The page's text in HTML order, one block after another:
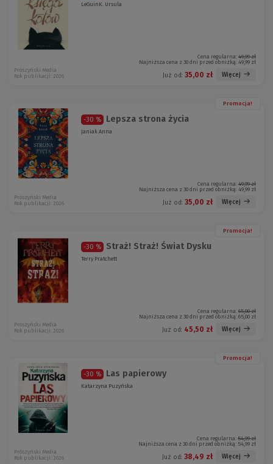
LeGuinK. Ursula
Cena regularna: 49,99 zł
Najniższa cena z 30 dni przed obniżką: 49,99 zł
Już od: 35,00 zł Więcej
Prószyński Media
Rok publikacji: 2026
Promocja!
-30 % Lepsza strona życia
Janiak Anna
Cena regularna: 49,99 zł
Najniższa cena z 30 dni przed obniżką: 49,99 zł
Już od: 35,00 zł Więcej
Prószyński Media
Rok publikacji: 2026
Promocja!
-30 % Straż! Straż! Świat Dysku
Terry Pratchett
Cena regularna: 65,00 zł
Najniższa cena z 30 dni przed obniżką: 65,00 zł
Już od: 45,50 zł Więcej
Prószyński Media
Rok publikacji: 2026
Promocja!
-30 % Las papierowy
Katarzyna Puzyńska
Cena regularna: 54,99 zł
Najniższa cena z 30 dni przed obniżką: 54,99 zł
Już od: 38,49 zł Więcej
Prószyński Media
Rok publikacji: 2026